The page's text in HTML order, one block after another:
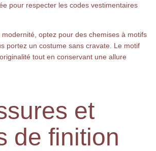
pour respecter les codes vestimentaires
optez pour des chemises à motifs
portez un costume sans cravate. Le motif
tout en conservant une allure
et
de finition